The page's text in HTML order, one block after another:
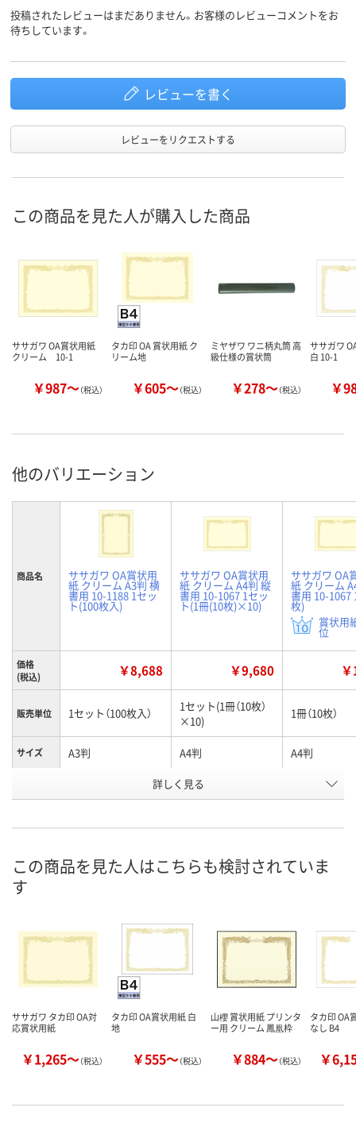
投稿されたレビューはまだありません。お客様のレビューコメントをお
待ちしています。
レビューを書く
レビューをリクエストする
この商品を見た人が購入した商品
ササガワ OA賞状用紙
クリーム 10-1
￥987～（税込）
タカ印 OA 賞状用紙 ク
リーム地
￥605～（税込）
ミヤザワ ワニ柄丸筒 高
級仕様の賞状筒
￥278～（税込）
ササガワ
白 10-1
￥
他のバリエーション
商品名 ササガワ OA賞状用
紙 クリーム A3判 横
書用 10-1188 1セッ
ト(100枚入)
ササガワ OA賞状用
紙 クリーム A4判 縦
書用 10-1067 1セッ
ト(1冊(10枚)×10)
ササガワ OA
紙 クリーム
書用 10-1067
枚)
賞状用
位
価格
(税込)
￥8,688 ￥9,680
販売単位 1セット（100枚入）
1セット(1冊（10枚）
×10)
1冊（10枚）
サイズ A3判 A4判 A4判
縦書
号
数量
カゴへ
数量
カゴへ カ
詳しく見る
この商品を見た人はこちらも検討されていま
す
ササガワ タカ印 OA対
応賞状用紙
￥1,265～（税込）
タカ印 OA賞状用紙 白
地
￥555～（税込）
山櫻 賞状用紙 プリンタ
ー用 クリーム 鳳凰枠
￥884～（税込）
タカ印 OA
なし B4
￥